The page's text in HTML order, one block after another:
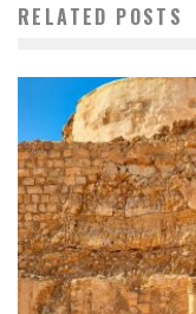
RELATED POSTS